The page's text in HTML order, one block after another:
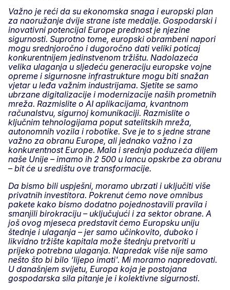
Važno je reći da su ekonomska snaga i europski plan
za naoružanje dvije strane iste medalje. Gospodarski i
inovativni potencijal Europe prednost je njezine
sigurnosti. Suprotno tome, europski obrambeni napori
mogu srednjoročno i dugoročno dati veliki poticaj
konkurentnijem jedinstvenom tržištu. Nadolazeća
velika ulaganja u sljedeću generaciju europske vojne
opreme i sigurnosne infrastrukture mogu biti snažan
vjetar u leđa važnim industrijama. Sjetite se samo
ubrzane digitalizacije i modernizacije naših prometnih
mreža. Razmislite o AI aplikacijama, kvantnom
računalstvu, sigurnoj komunikaciji. Razmislite o
ključnim tehnologijama poput satelitskih mreža,
autonomnih vozila i robotike. Sve je to s jedne strane
važno za obranu Europe, ali jednako važno i za
konkurentnost Europe. Mala i srednja poduzeća diljem
naše Unije – imamo ih 2 500 u lancu opskrbe za obranu
– bit će u središtu ove transformacije.
Da bismo bili uspješni, moramo ubrzati i uključiti više
privatnih investitora. Pokrenut ćemo nove omnibus
pakete kako bismo dodatno pojednostavili pravila i
smanjili birokraciju – uključujući i za sektor obrane. A
još ovog mjeseca predstavit ćemo Europsku uniju
štednje i ulaganja – jer samo učinkovito, duboko i
likvidno tržište kapitala može štednju pretvoriti u
prijeko potrebna ulaganja. Napredak više nije samo
nešto što bi bilo ‘lijepo imati'. Mi moramo napredovati.
U današnjem svijetu, Europa koja je postojana
gospodarska sila pitanje je i kolektivne sigurnosti.